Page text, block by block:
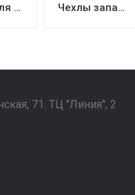
Чехлы для сидений Чехлы запасного колеса
71. ТЦ "Линия", 2